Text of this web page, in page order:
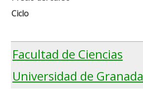
Ciclo
Facultad de Ciencias
Universidad de Granada